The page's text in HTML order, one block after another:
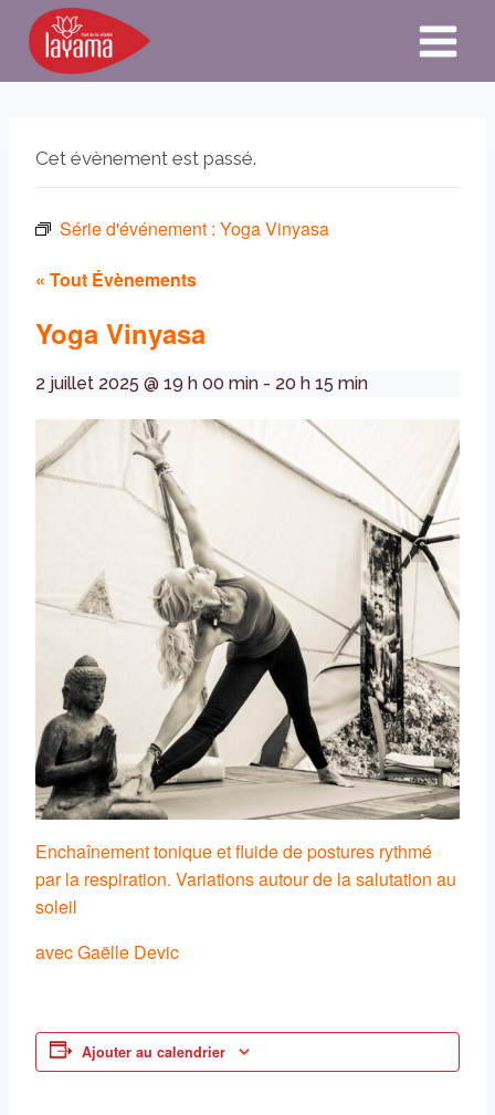
Aller
contenu
Cet évènement est passé.
Série d'événement : Yoga Vinyasa
« Tout Évènements
Yoga Vinyasa
2 juillet 2025 @ 19 h 00 min - 20 h 15 min
Enchaînement tonique et fluide de postures rythmé
par la respiration. Variations autour de la salutation au
soleil
avec Gaëlle Devic
Ajouter au calendrier